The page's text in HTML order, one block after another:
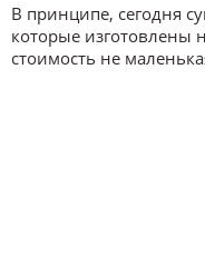
В принципе, сегодня
которые изготовлены
стоимость не